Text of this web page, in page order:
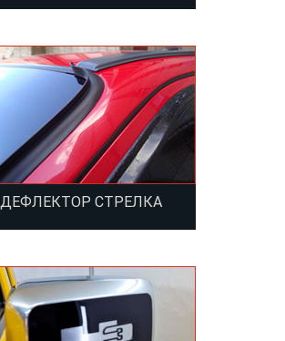
ДЕФЛЕКТОР СТРЕЛКА